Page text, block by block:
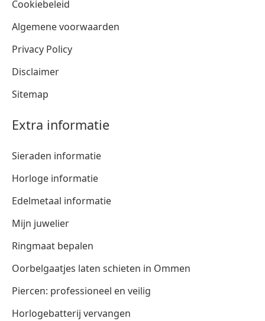
Cookiebeleid
Algemene voorwaarden
Privacy Policy
Disclaimer
Sitemap
Extra informatie
Sieraden informatie
Horloge informatie
Edelmetaal informatie
Mijn juwelier
Ringmaat bepalen
Oorbelgaatjes laten schieten in Ommen
Piercen: professioneel en veilig
Horlogebatterij vervangen